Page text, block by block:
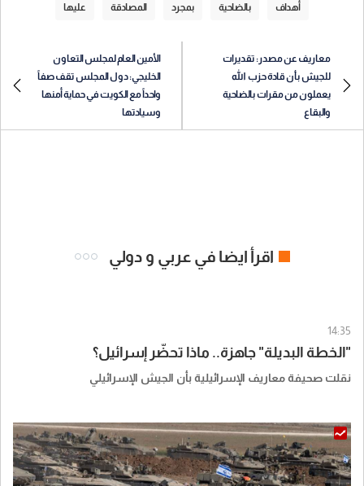
أهداف بالضاحية بمجرد المصادقة عليها
معاريف عن مصدر: تقديرات
للجيش بأن قادة حزب الله
يعملون من مقرات بالضاحية
والبقاع
الأمين العام لمجلس التعاون
الخليجي: دول المجلس تقف صفاً
واحداً مع الكويت في حماية أمنها
وسيادتها
اقرأ ايضا في عربي و دولي
14:35
"الخطة البديلة" جاهزة.. ماذا تحضّر إسرائيل؟
نقلت صحيفة معاريف الإسرائيلية بأن الجيش الإسرائيلي